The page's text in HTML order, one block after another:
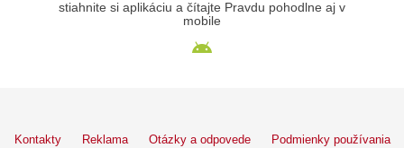
stiahnite si aplikáciu a čítajte Pravdu pohodlne aj v
mobile
Kontakty Reklama Otázky a odpovede Podmienky používania